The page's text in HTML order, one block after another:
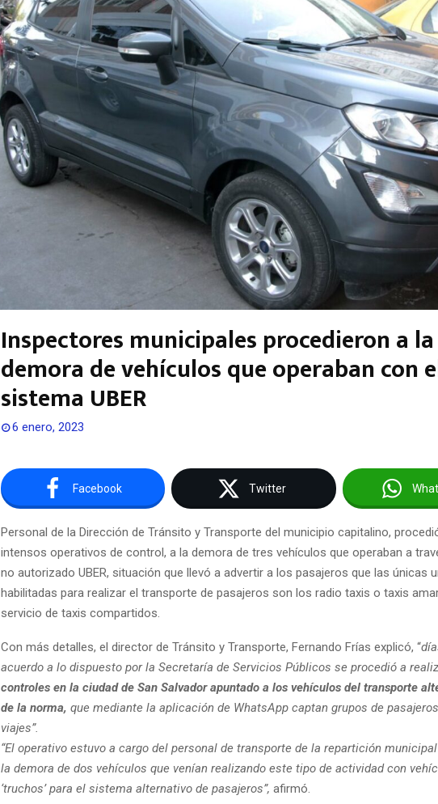
Inspectores municipales procedieron a la
demora de vehículos que operaban con
sistema UBER
6 enero, 2023
Facebook Twitter
Personal de la Dirección de Tránsito y Transporte del municipio capitalino,
intensos operativos de control, a la demora de tres vehículos que operaban a
no autorizado UBER, situación que llevó a advertir a los pasajeros que las únicas
habilitadas para realizar el transporte de pasajeros son los radio taxis o taxis
servicio de taxis compartidos.
Con más detalles, el director de Tránsito y Transporte, Fernando Frías explicó, “
acuerdo a lo dispuesto por la Secretaría de Servicios Públicos se procedió a
controles en la ciudad de San Salvador apuntado a los vehículos del transporte
de la norma, que mediante la aplicación de WhatsApp captan grupos de
viajes”.
“El operativo estuvo a cargo del personal de transporte de la repartición
la demora de dos vehículos que venían realizando este tipo de actividad con
‘truchos’ para el sistema alternativo de pasajeros”, afirmó.